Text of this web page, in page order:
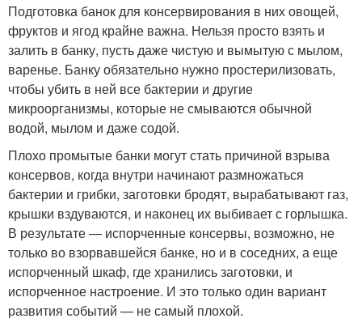
Подготовка банок для консервирования в них овощей,
фруктов и ягод крайне важна. Нельзя просто взять и
залить в банку, пусть даже чистую и вымытую с мылом,
варенье. Банку обязательно нужно простерилизовать,
чтобы убить в ней все бактерии и другие
микроорганизмы, которые не смываются обычной
водой, мылом и даже содой.
Плохо промытые банки могут стать причиной взрыва
консервов, когда внутри начинают размножаться
бактерии и грибки, заготовки бродят, вырабатывают газ,
крышки вздуваются, и наконец их выбивает с горлышка.
В результате — испорченные консервы, возможно, не
только во взорвавшейся банке, но и в соседних, а еще
испорченный шкаф, где хранились заготовки, и
испорченное настроение. И это только один вариант
развития событий — не самый плохой.